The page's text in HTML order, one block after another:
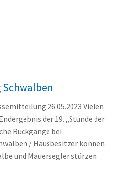
26.05.2023 Vielen
der 19. „Stunde der
Rückgänge bei
/ Hausbesitzer können
und Mauersegler stürzen